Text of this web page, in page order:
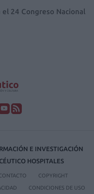
24 Congreso Nacional
E INVESTIGACIÓN
HOSPITALES
COPYRIGHT
CONDICIONES DE USO